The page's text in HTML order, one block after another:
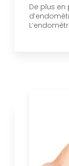
De plus en